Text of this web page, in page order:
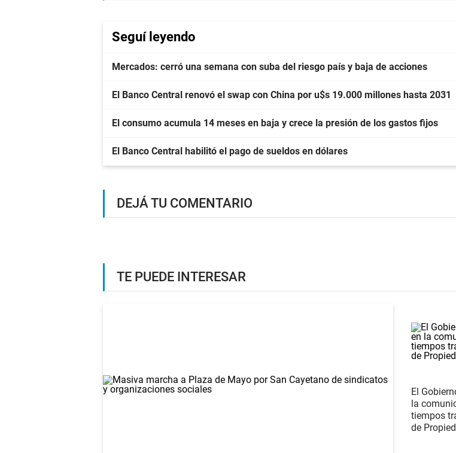
Seguí leyendo
Mercados: cerró una semana con suba del riesgo país y baja de acciones
El Banco Central renovó el swap con China por u$s 19.000 millones hasta 2031
El consumo acumula 14 meses en baja y crece la presión de los gastos fijos
El Banco Central habilitó el pago de sueldos en dólares
DEJÁ TU COMENTARIO
TE PUEDE INTERESAR
El
la
tiempos
de